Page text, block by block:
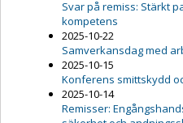
Svar på remiss: Stärkt
kompetens
2025-10-22
Samverkansdag med
2025-10-15
Konferens smittskydd
2025-10-14
Remisser: